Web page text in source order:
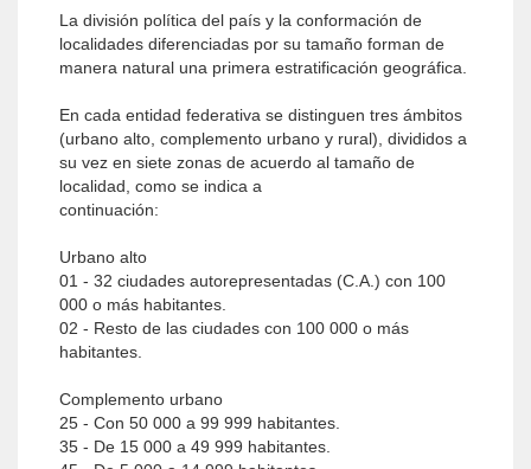
La división política del país y la conformación de
localidades diferenciadas por su tamaño forman de
manera natural una primera estratificación geográfica.
En cada entidad federativa se distinguen tres ámbitos
(urbano alto, complemento urbano y rural), divididos a
su vez en siete zonas de acuerdo al tamaño de
localidad, como se indica a
continuación:
Urbano alto
01 - 32 ciudades autorepresentadas (C.A.) con 100
000 o más habitantes.
02 - Resto de las ciudades con 100 000 o más
habitantes.
Complemento urbano
25 - Con 50 000 a 99 999 habitantes.
35 - De 15 000 a 49 999 habitantes.